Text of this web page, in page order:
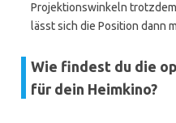
Projektionswinkeln
lässt sich die Position dann
Wie findest du die
für dein Heimkino?